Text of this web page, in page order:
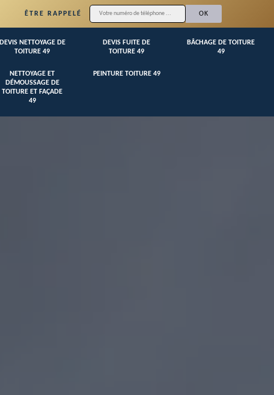
ÊTRE RAPPELÉ
DEVIS NETTOYAGE DE
TOITURE 49
DEVIS FUITE DE
TOITURE 49
BÂCHAGE DE TOITURE
49
NETTOYAGE ET
DÉMOUSSAGE DE
TOITURE ET FAÇADE
49
PEINTURE TOITURE 49